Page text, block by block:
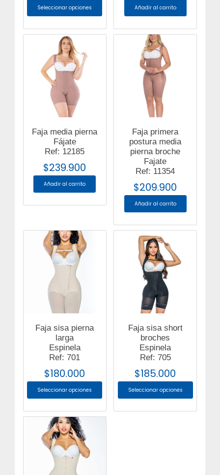
Seleccionar opciones Añadir al carrito
Faja media pierna
Fájate
Ref: 12185
$239.900
Añadir al carrito
Faja primera
postura media
pierna broche
Fajate
Ref: 11354
$209.900
Añadir al carrito
Faja sisa pierna
larga
Espinela
Ref: 701
$180.000
Seleccionar opciones
Faja sisa short
broches
Espinela
Ref: 705
$185.000
Seleccionar opciones